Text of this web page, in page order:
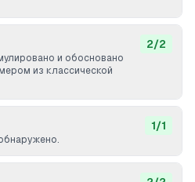
и обосновано
из классической
2/2
1/1